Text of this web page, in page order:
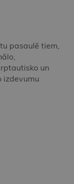
pasaulē tiem,
un
izdevumu